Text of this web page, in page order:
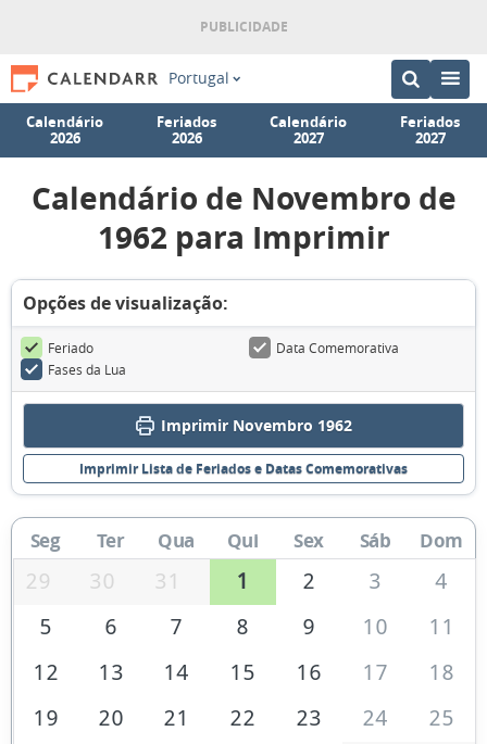
Portugal
Calendário
2026
Feriados
2026
Calendário
2027
Feriados
2027
Calendário de Novembro de
1962 para Imprimir
Opções de visualização:
Feriado
Data Comemorativa
Fases da Lua
Imprimir Novembro 1962
Imprimir Lista de Feriados e Datas Comemorativas
Seg Ter Qua Qui Sex Sáb Dom
29 30 31 1 2 3
4
5
6 7 8 9 10
11
12
13 14 15 16 17
18
19
20 21 22 23 24
25